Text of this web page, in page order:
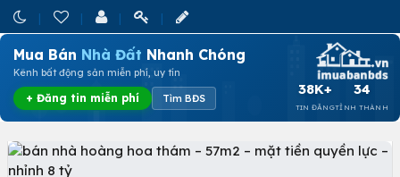
Mua Bán Nhà Đất Nhanh Chóng
Kênh bất động sản miễn phí, uy tín
+ Đăng tin miễn phí Tìm BĐS
38K+
TIN ĐĂNG
34
TỈNH THÀNH